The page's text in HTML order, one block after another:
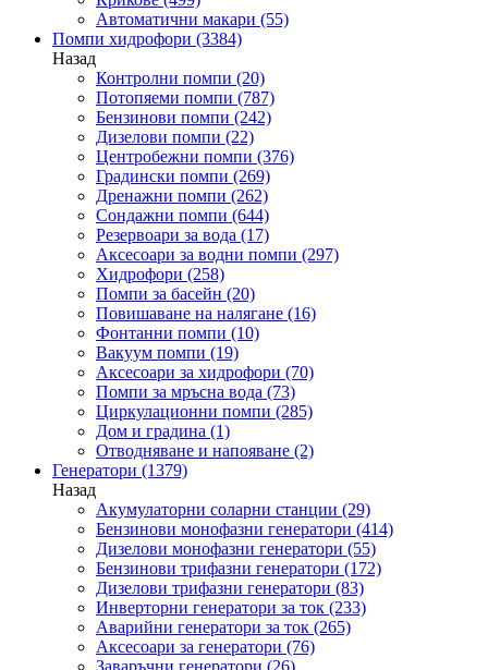
Автоматични макари (55)
Помпи хидрофори (3384)
Назад
Контролни помпи (20)
Потопяеми помпи (787)
Бензинови помпи (242)
Дизелови помпи (22)
Центробежни помпи (376)
Градински помпи (269)
Дренажни помпи (262)
Сондажни помпи (644)
Резервоари за вода (17)
Аксесоари за водни помпи (297)
Хидрофори (258)
Помпи за басейн (20)
Повишаване на налягане (16)
Фонтанни помпи (10)
Вакуум помпи (19)
Аксесоари за хидрофори (70)
Помпи за мръсна вода (73)
Циркулационни помпи (285)
Дом и градина (1)
Отводняване и напояване (2)
Генератори (1379)
Назад
Акумулаторни соларни станции (29)
Бензинови монофазни генератори (414)
Дизелови монофазни генератори (55)
Бензинови трифазни генератори (172)
Дизелови трифазни генератори (83)
Инверторни генератори за ток (233)
Аварийни генератори за ток (265)
Аксесоари за генератори (76)
Заваръчни генератори (26)